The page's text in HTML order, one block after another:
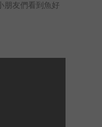
朋友們看到魚好